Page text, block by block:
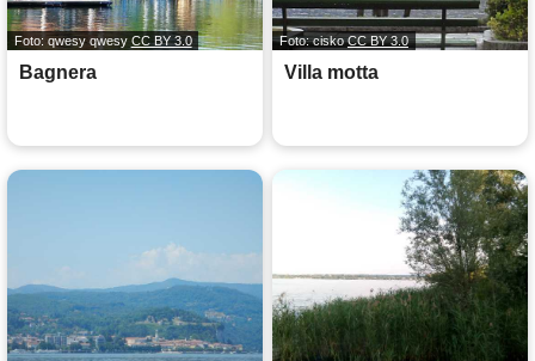
Foto: qwesy qwesy CC BY 3.0
Bagnera
Foto: ciskoCC BY 3.0
Villa motta